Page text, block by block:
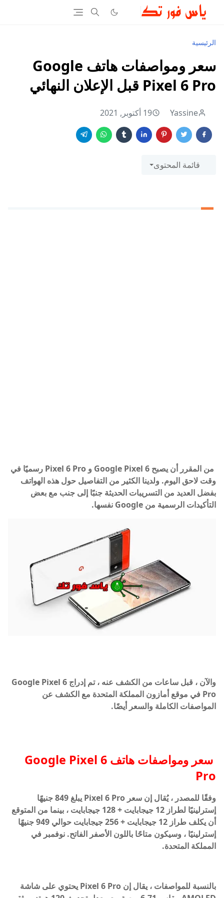
الرئيسية
سعر ومواصفات هاتف Google
Pixel 6 Pro قبل الإعلان النهائي
Yassine 19 أكتوبر, 2021
قائمة المحتوى
من المقرر أن يصبح Google Pixel 6 و Pixel 6 Pro رسميًا في
وقت لاحق اليوم. ولدينا الكثير من التفاصيل حول هذه الهواتف
بفضل العديد من التسريبات الحديثة جنبًا إلى جنب مع بعض
التأكيدات الرسمية من Google نفسها.
والآن ، قبل ساعات من الكشف عنه ، تم إدراج Google Pixel 6
Pro في موقع أمازون المملكة المتحدة مع الكشف عن
المواصفات الكاملة والسعر أيضًا.
سعر ومواصفات هاتف Google Pixel 6
Pro
وفقًا للمصدر ، يُقال إن سعر Pixel 6 Pro يبلغ 849 جنيهًا
إسترلينيًا لطراز 12 جيجابايت + 128 جيجابايت ، بينما من المتوقع
أن يكلف طراز 12 جيجابايت + 256 جيجابايت حوالي 949 جنيهًا
إسترلينيًا ، وسيكون متاحًا باللون الأصفر الفاتح. نوفمبر في
المملكة المتحدة.
بالنسبة للمواصفات ، يقال إن Pixel 6 Pro يحتوي على شاشة